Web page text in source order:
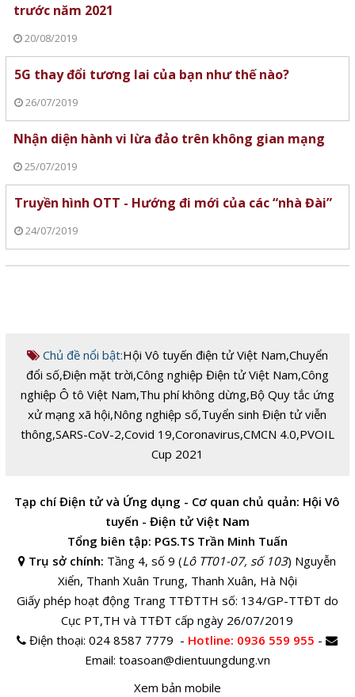
trước năm 2021
20/08/2019
5G thay đổi tương lai của bạn như thế nào?
26/07/2019
Nhận diện hành vi lừa đảo trên không gian mạng
25/07/2019
Truyền hình OTT - Hướng đi mới của các “nhà Đài”
24/07/2019
Chủ đề nổi bật:Hội Vô tuyến điện tử Việt Nam,Chuyển
đổi số,Điện mặt trời,Công nghiệp Điện tử Việt Nam,Công
nghiệp Ô tô Việt Nam,Thu phí không dừng,Bộ Quy tắc ứng
xử mạng xã hội,Nông nghiệp số,Tuyển sinh Điện tử viễn
thông,SARS-CoV-2,Covid 19,Coronavirus,CMCN 4.0,PVOIL
Cup 2021
Tạp chí Điện tử và Ứng dụng - Cơ quan chủ quản: Hội Vô
tuyến - Điện tử Việt Nam
Tổng biên tập: PGS.TS Trần Minh Tuấn
Trụ sở chính: Tầng 4, số 9 (Lô TT01-07, số 103) Nguyễn
Xiển, Thanh Xuân Trung, Thanh Xuân, Hà Nội
Giấy phép hoạt động Trang TTĐTTH số: 134/GP-TTĐT do
Cục PT,TH và TTĐT cấp ngày 26/07/2019
Điện thoại:024 8587 7779 - Hotline: 0936 559 955 -
Email: toasoan@dientuungdung.vn
Xem bản mobile